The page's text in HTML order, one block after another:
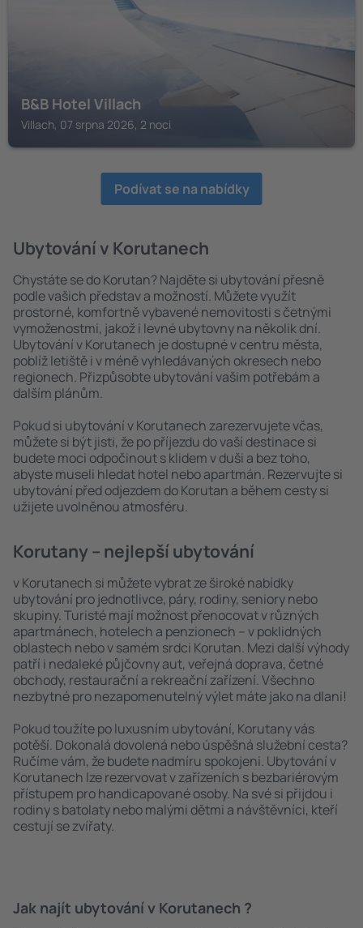
B&B Hotel Villach
Villach, 07 srpna 2026, 2 noci
Podívat se na nabídky
Ubytování v Korutanech
Chystáte se do Korutan? Najděte si ubytování přesně
podle vašich představ a možností. Můžete využít
prostorné, komfortně vybavené nemovitosti s četnými
vymoženostmi, jakož i levné ubytovny na několik dní.
Ubytování v Korutanech je dostupné v centru města,
poblíž letiště i v méně vyhledávaných okresech nebo
regionech. Přizpůsobte ubytování vašim potřebám a
dalším plánům.
Pokud si ubytování v Korutanech zarezervujete včas,
můžete si být jisti, že po příjezdu do vaší destinace si
budete moci odpočinout s klidem v duši a bez toho,
abyste museli hledat hotel nebo apartmán. Rezervujte si
ubytování před odjezdem do Korutan a během cesty si
užijete uvolněnou atmosféru.
Korutany – nejlepší ubytování
v Korutanech si můžete vybrat ze široké nabídky
ubytování pro jednotlivce, páry, rodiny, seniory nebo
skupiny. Turisté mají možnost přenocovat v různých
apartmánech, hotelech a penzionech – v poklidných
oblastech nebo v samém srdci Korutan. Mezi další výhody
patří i nedaleké půjčovny aut, veřejná doprava, četné
obchody, restaurační a rekreační zařízení. Všechno
nezbytné pro nezapomenutelný výlet máte jako na dlani!
Pokud toužíte po luxusním ubytování, Korutany vás
potěší. Dokonalá dovolená nebo úspěšná služební cesta?
Ručíme vám, že budete nadmíru spokojeni. Ubytování v
Korutanech lze rezervovat v zařízeních s bezbariérovým
přístupem pro handicapované osoby. Na své si přijdou i
rodiny s batolaty nebo malými dětmi a návštěvníci, kteří
cestují se zvířaty.
Jak najít ubytování v Korutanech ?